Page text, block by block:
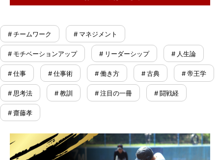
# チームワーク # マネジメント
# モチベーションアップ # リーダーシップ # 人生論
# 仕事 # 仕事術 # 働き方 # 古典 # 帝王学
# 思考法 # 教訓 # 注目の一冊 # 闘戦経
# 齋藤孝